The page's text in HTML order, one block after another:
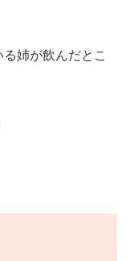
姉が飲んだとこ